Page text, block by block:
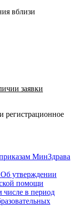
вблизи
деталей
заявки
регистрационное
МинЗдрава
утверждении
помощи
числе в период